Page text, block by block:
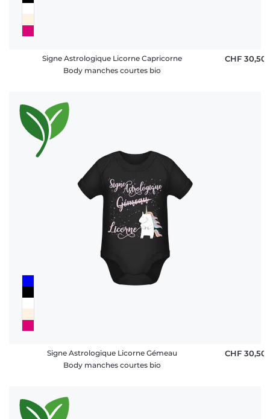
Signe Astrologique Licorne Capricorne
Body manches courtes bio
CHF 30,50
Signe Astrologique Licorne Gémeau
Body manches courtes bio
CHF 30,50